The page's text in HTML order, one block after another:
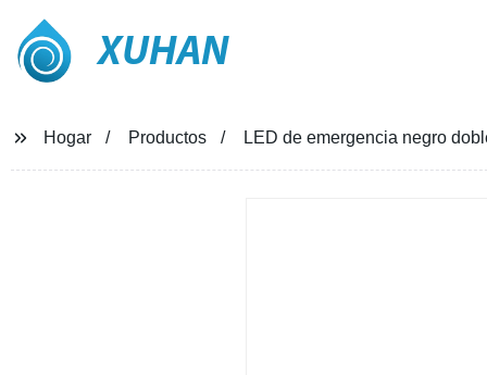
XUHAN
Hogar Productos LED de emergencia negro